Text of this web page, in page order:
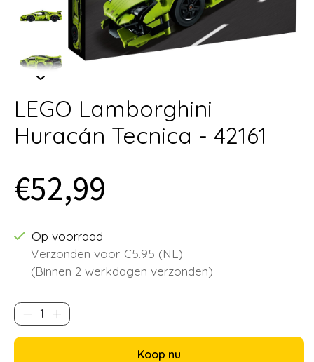
LEGO Lamborghini
Huracán Tecnica - 42161
€52,99
Op voorraad
Verzonden voor €5.95 (NL)
(Binnen 2 werkdagen verzonden)
Koop nu